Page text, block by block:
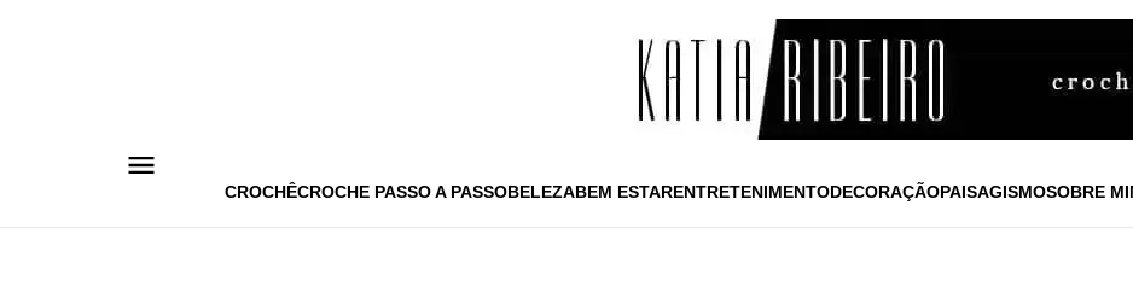
CROCHÊCROCHE PASSO A PASSOBELEZABEM ESTARENTRETENIMENTODECORAÇÃOPAISAGISMOSOBRE